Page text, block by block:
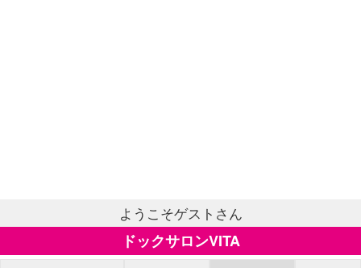
ようこそゲストさん
ドックサロンVITA